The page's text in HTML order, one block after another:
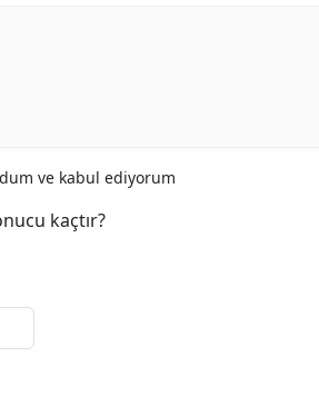
ve kabul ediyorum
kaçtır?